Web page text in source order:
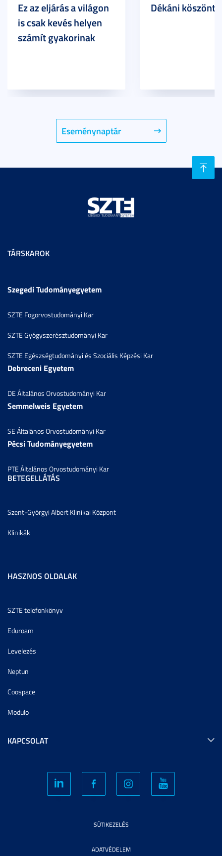
Eseménynaptár
Ez az eljárás a világon
is csak kevés helyen
számít gyakorinak
Dékáni köszöntő
TÁRSKAROK
Szegedi Tudományegyetem
SZTE Fogorvostudományi Kar
SZTE Gyógyszerésztudományi Kar
SZTE Egészségtudományi és Szociális Képzési Kar
Debreceni Egyetem
DE Általános Orvostudományi Kar
Semmelweis Egyetem
SE Általános Orvostudományi Kar
Pécsi Tudományegyetem
PTE Általános Orvostudományi Kar
BETEGELLÁTÁS
Szent-Györgyi Albert Klinikai Központ
Klinikák
HASZNOS OLDALAK
SZTE telefonkönyv
Eduroam
Levelezés
Neptun
Coospace
Modulo
KAPCSOLAT
SÜTIKEZELÉS
ADATVÉDELEM